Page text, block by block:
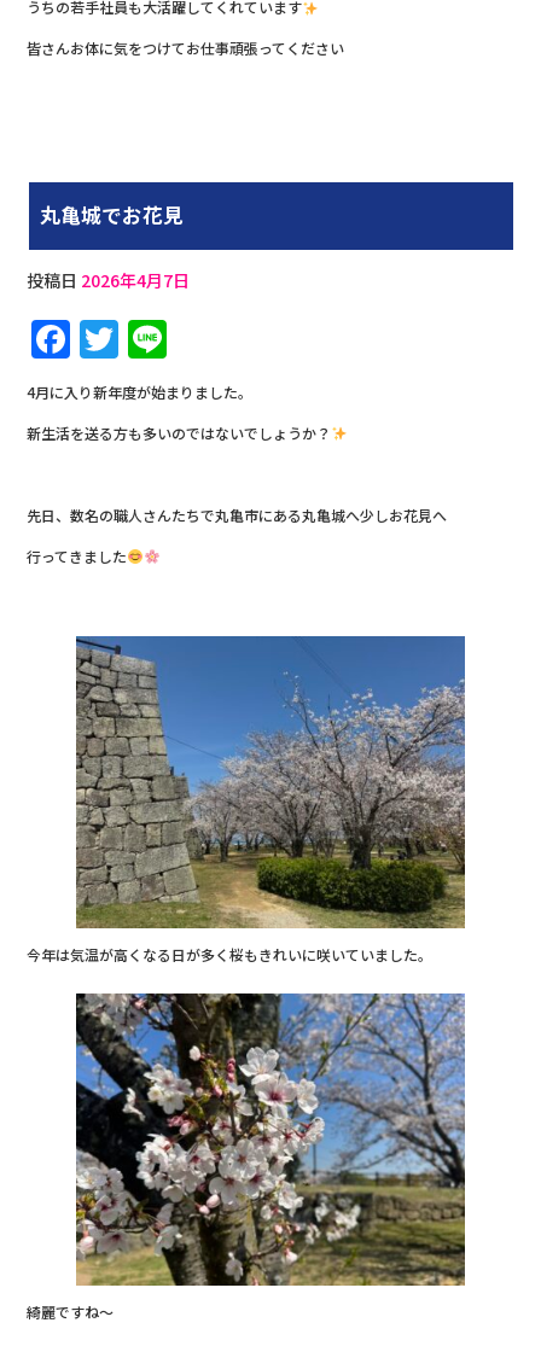
うちの若手社員も大活躍してくれています
皆さんお体に気をつけてお仕事頑張ってください
丸亀城でお花見
投稿日 2026年4月7日
F
a
c
e
b
o
o
T
w
it
te
r
n
e
4月に入り新年度が始まりました。
新生活を送る方も多いのではないでしょうか？
先日、数名の職人さんたちで丸亀市にある丸亀城へ少しお花見へ
行ってきました
今年は気温が高くなる日が多く桜もきれいに咲いていました。
綺麗ですね～